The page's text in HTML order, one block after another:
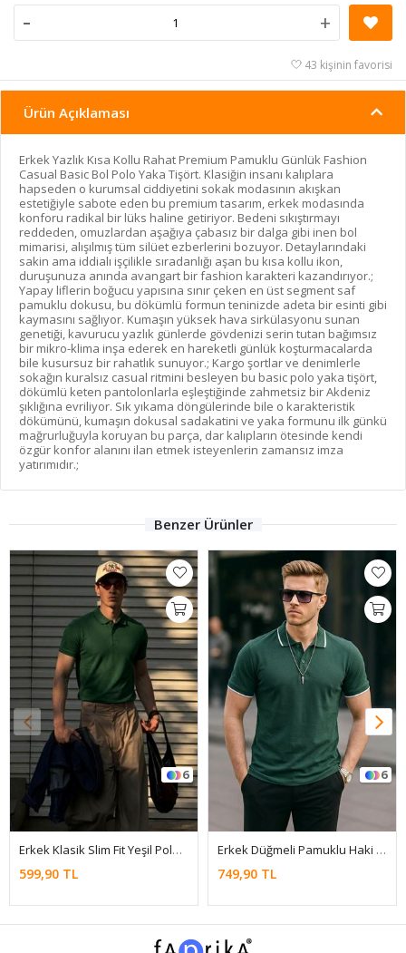
- +
43 kişinin favorisi
Ürün Açıklaması
Erkek Yazlık Kısa Kollu Rahat Premium Pamuklu Günlük Fashion
Casual Basic Bol Polo Yaka Tişört. Klasiğin insanı kalıplara
hapseden o kurumsal ciddiyetini sokak modasının akışkan
estetiğiyle sabote eden bu premium tasarım, erkek modasında
konforu radikal bir lüks haline getiriyor. Bedeni sıkıştırmayı
reddeden, omuzlardan aşağıya çabasız bir dalga gibi inen bol
mimarisi, alışılmış tüm silüet ezberlerini bozuyor. Detaylarındaki
sakin ama iddialı işçilikle sıradanlığı aşan bu kısa kollu ikon,
duruşunuza anında avangart bir fashion karakteri kazandırıyor.;
Yapay liflerin boğucu yapısına sınır çeken en üst segment saf
pamuklu dokusu, bu dökümlü formun teninizde adeta bir esinti gibi
kaymasını sağlıyor. Kumaşın yüksek hava sirkülasyonu sunan
genetiği, kavurucu yazlık günlerde gövdenizi serin tutan bağımsız
bir mikro-klima inşa ederek en hareketli günlük koşturmacalarda
bile kusursuz bir rahatlık sunuyor.; Kargo şortlar ve denimlerle
sokağın kuralsız casual ritmini besleyen bu basic polo yaka tişört,
dökümlü keten pantolonlarla eşleştiğinde zahmetsiz bir Akdeniz
şıklığına evriliyor. Sık yıkama döngülerinde bile o karakteristik
dökümünü, kumaşın dokusal sadakatini ve yaka formunu ilk günkü
mağrurluğuyla koruyan bu parça, dar kalıpların ötesinde kendi
özgür konfor alanını ilan etmek isteyenlerin zamansız imza
yatırımıdır.;
Benzer Ürünler
6
Erkek Klasik Slim Fit Yeşil Polo Yaka Tişört
599,90 TL
6
Erkek Düğmeli Pamuklu Haki Polo Yaka Tişört
749,90 TL